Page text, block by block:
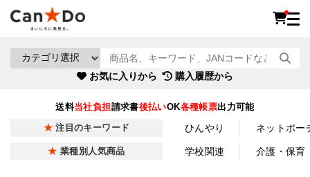
お気に入りから 購入履歴から
送料当社負担請求書後払いOK各種帳票出力可能
注目のキーワード ひんやり ネットポー
業種別人気商品 学校関連 介護・保育